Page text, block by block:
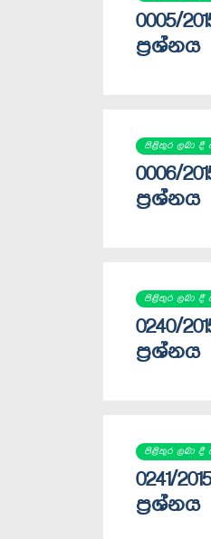
0005/
ප්‍රශ්නය
පිළිතුර ලබා දී
0006/
ප්‍රශ්නය
පිළිතුර ලබා දී
0240/
ප්‍රශ්නය
පිළිතුර ලබා දී
0241/
ප්‍රශ්නය